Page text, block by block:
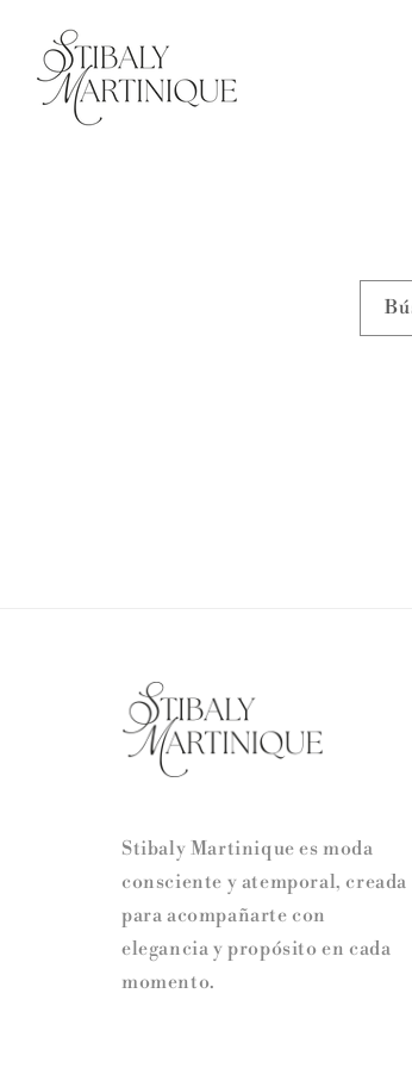
directamente
al contenido
Stibaly Martinique es moda
consciente y atemporal, creada
para acompañarte con
elegancia y propósito en cada
momento.